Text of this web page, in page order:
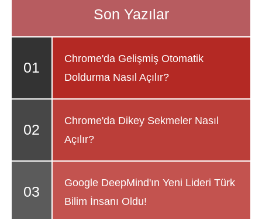
Chrome'da Gelişmiş Otomatik
Doldurma Nasıl Açılır?
Chrome'da Dikey Sekmeler Nasıl
Açılır?
Google DeepMind'ın Yeni Lideri Türk
Bilim İnsanı Oldu!